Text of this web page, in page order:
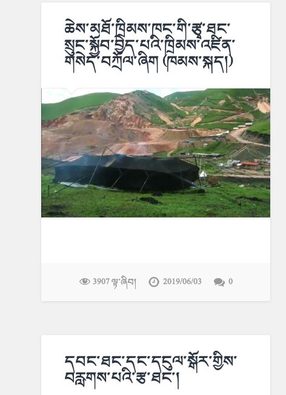
ཆེས་མཐོ་ཁྲིམས་ཁང་གི་རྩྭ་ཐང་
སྲུང་སྐྱོབ་བྱེད་པའི་ཁྲིམས་འཛིན་
གསེད་བཀྲོལ་ཞིག (ཁམས་སྐད།)
3907 ལྟ་ཞིབ། 2019/06/03 0
དབང་ཐང་དང་དངུལ་སྒོར་གྱིས་
བརླགས་པའི་རྩ་ཐང་།